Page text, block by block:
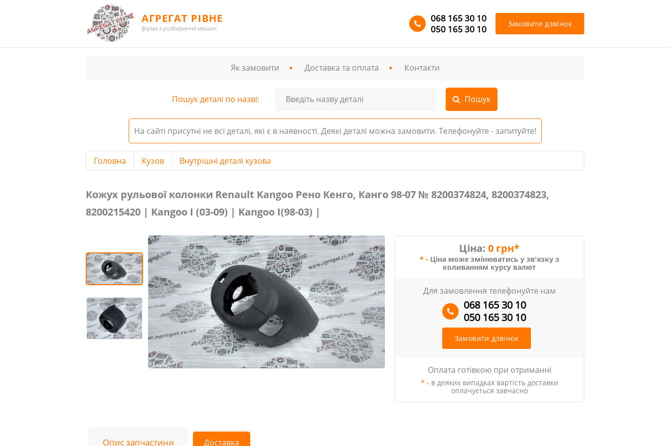
АГРЕГАТ РІВНЕ
фірма з розбирання машин
068 165 30 10
050 165 30 10
Замовити дзвінок
Як замовити Доставка та оплата Контакти
Пошук деталі по назві:
На сайті присутні не всі деталі, які є в наявності. Деякі деталі можна замовити. Телефонуйте - запитуйте!
Головна Кузов
Внутрішні деталі кузова
Кожух рульової колонки Renault Kangoo Рено Кенго, Канго 98-07 № 8200374824, 8200374823,
8200215420 | Kangoo I (03-09) | Kangoo I(98-03) |
Ціна: 0 грн*
* - Ціна може змінюватись у зв'язку з
коливанням курсу валют
Для замовлення телефонуйте нам
068 165 30 10
050 165 30 10
Замовити дзвінок
Оплата готівкою при отриманні
* - в деяких випадках вартість доставки
оплачується завчасно
Опис запчастини Доставка